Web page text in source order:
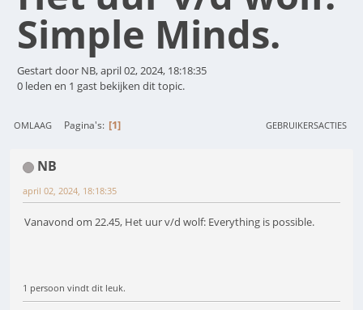
Simple Minds.
Gestart door NB, april 02, 2024, 18:18:35
0 leden en 1 gast bekijken dit topic.
OMLAAG Pagina's 1 GEBRUIKERSACTIES
NB
april 02, 2024, 18:18:35
Vanavond om 22.45, Het uur v/d wolf: Everything is possible.
1 persoon vindt dit leuk.